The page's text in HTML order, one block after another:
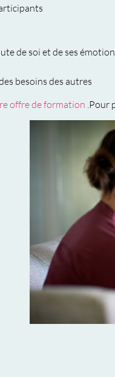
de soi et de ses
besoins des autres
offre de formation .Pour